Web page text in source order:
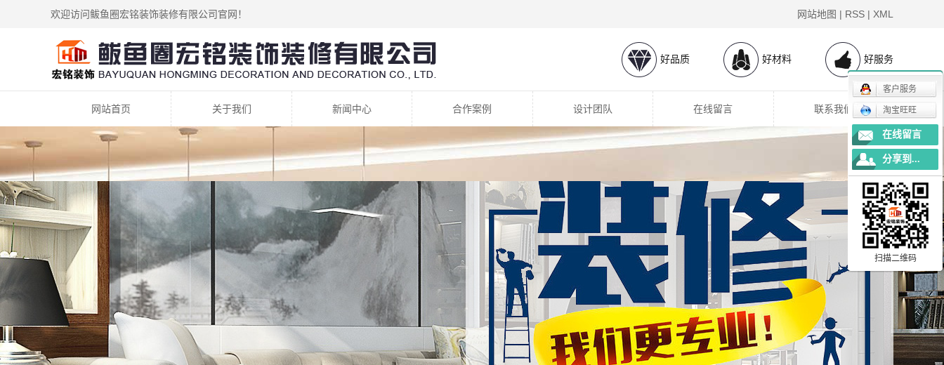
欢迎访问鲅鱼圈宏铭装饰装修有限公司官网！ 网站地图 | RSS | XML
好品质 好材料 好服务
网站首页 关于我们 新闻中心 合作案例 设计团队 在线留言 联系我们
客户服务
淘宝旺旺
在线留言
分享到...
扫描二维码